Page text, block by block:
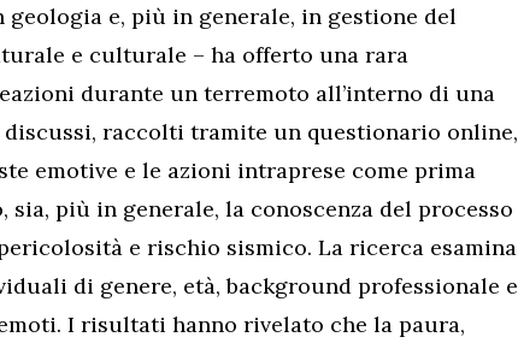
e, più in generale, in gestione del
e culturale – ha offerto una rara
durante un terremoto all’interno di una
raccolti tramite un questionario online,
emotive e le azioni intraprese come prima
più in generale, la conoscenza del processo
e rischio sismico. La ricerca esamina
di genere, età, background professionale e
I risultati hanno rivelato che la paura,